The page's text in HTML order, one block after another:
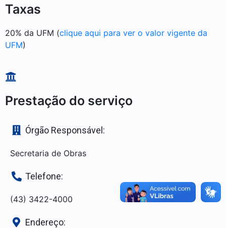
Taxas
20% da UFM (clique aqui para ver o valor vigente da
UFM)
Prestação do serviço
Órgão Responsável:
Secretaria de Obras
Telefone:
(43) 3422-4000
Endereço: